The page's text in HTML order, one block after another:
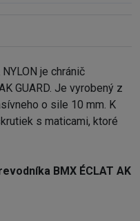
je chránič
GUARD. Je vyrobený z
o sile 10 mm. K
s maticami, ktoré
BMX ÉCLAT AK